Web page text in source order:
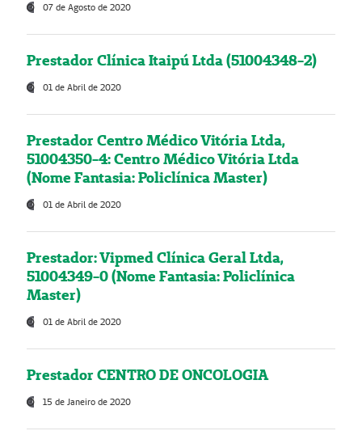
07 de Agosto de 2020
Prestador Clínica Itaipú Ltda (51004348-2)
01 de Abril de 2020
Prestador Centro Médico Vitória Ltda,
51004350-4: Centro Médico Vitória Ltda
(Nome Fantasia: Policlínica Master)
01 de Abril de 2020
Prestador: Vipmed Clínica Geral Ltda,
51004349-0 (Nome Fantasia: Policlínica
Master)
01 de Abril de 2020
Prestador CENTRO DE ONCOLOGIA
15 de Janeiro de 2020